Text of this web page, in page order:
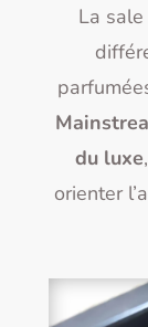
La
du luxe
orienter